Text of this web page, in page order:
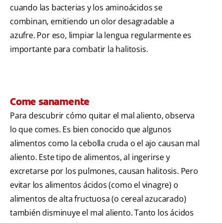
cuando las bacterias y los aminoácidos se
combinan, emitiendo un olor desagradable a
azufre. Por eso, limpiar la lengua regularmente es
importante para combatir la halitosis.
Come sanamente
Para descubrir cómo quitar el mal aliento, observa
lo que comes. Es bien conocido que algunos
alimentos como la cebolla cruda o el ajo causan mal
aliento. Este tipo de alimentos, al ingerirse y
excretarse por los pulmones, causan halitosis. Pero
evitar los alimentos ácidos (como el vinagre) o
alimentos de alta fructuosa (o cereal azucarado)
también disminuye el mal aliento. Tanto los ácidos